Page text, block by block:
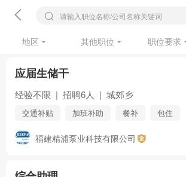
请输入职位名称/公司名称关键词
地区 其他职位 职位要求
应届生储干
经验不限 | 招聘6人 | 城郊乡
交通补贴 加班补助 餐补
包住
社保
婚假福建精浦泵业科技有限公司